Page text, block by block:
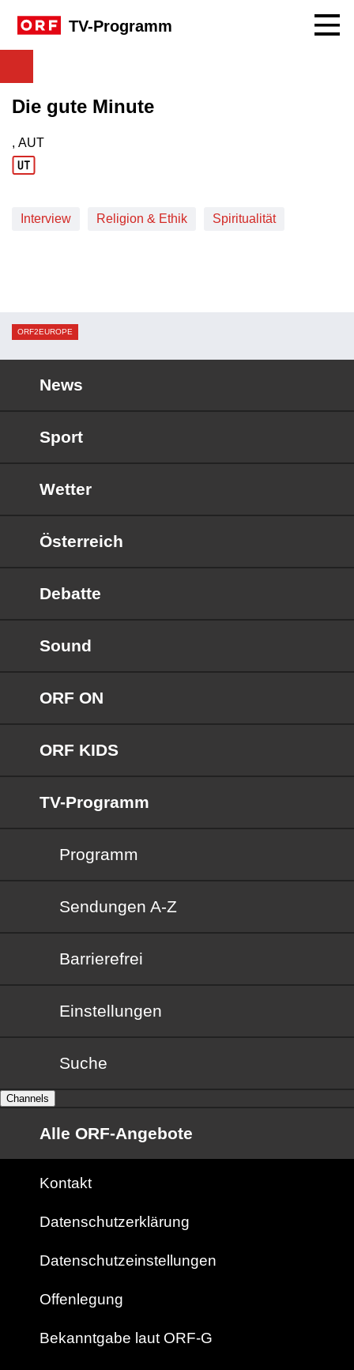
TV-Programm
Die gute Minute
Produktionsland: AUT
, AUT
Interview Religion & Ethik Spiritualität
ORF2EUROPE
News
Sport
Wetter
Österreich
Debatte
Sound
ORF ON
ORF KIDS
TV-Programm
Programm
Sendungen von A bis Z
Sendungen A-Z
Barrierefrei
Barrierefrei
Einstellungen
Suche
Channels
Alle ORF-Angebote
Kontakt
Datenschutzerklärung
Datenschutzeinstellungen
Offenlegung
Bekanntgabe laut ORF-G